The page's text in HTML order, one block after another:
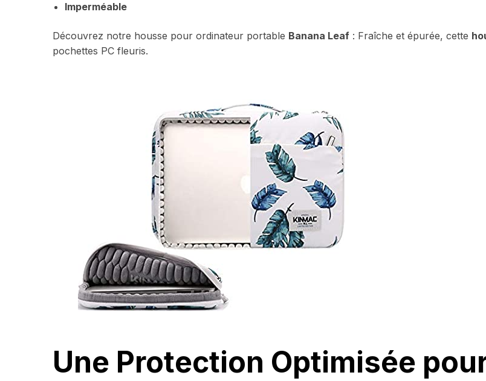
Imperméable
Découvrez notre housse pour ordinateur portable Banana Leaf : Fraîche et épurée, cette
pochettes PC fleuris.
Une Protection Optimisée